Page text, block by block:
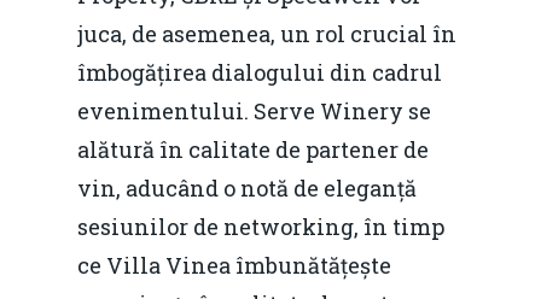
juca, de asemenea, un rol crucial în
îmbogățirea dialogului din cadrul
evenimentului. Serve Winery se
alătură în calitate de partener de
vin, aducând o notă de eleganță
sesiunilor de networking, în timp
ce Villa Vinea îmbunătățește
Despre
Evenimente
Foto
Modelul economic
România – orizont
resurselor naturale
Video
Marea Neagră în Noua
economie
EM360 Talk